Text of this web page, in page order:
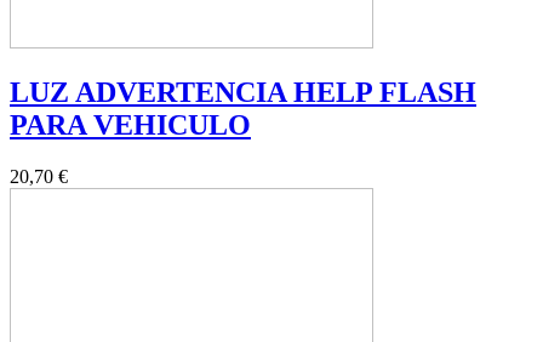
LUZ ADVERTENCIA HELP FLASH
PARA VEHICULO
20,70 €